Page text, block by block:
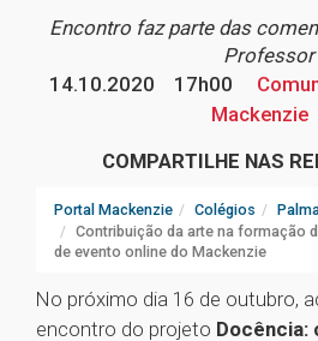
Encontro faz parte das
Professor
14.10.2020
17h00
Mackenzie
COMPARTILHE NAS
Portal Mackenzie Colégios
Contribuição da arte na formação
de evento online do Mackenzie
No próximo dia 16 de outubro,
encontro do projeto Docência: